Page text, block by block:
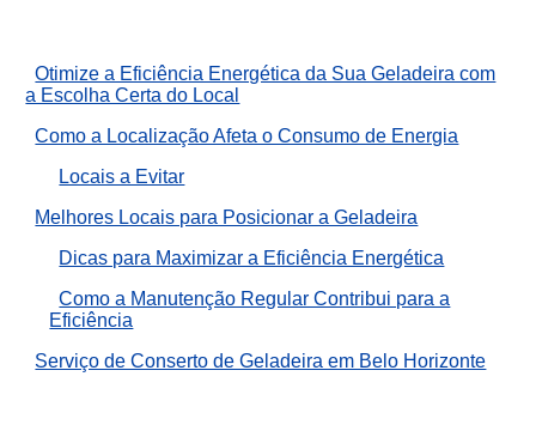
Otimize a Eficiência Energética da Sua Geladeira com
a Escolha Certa do Local
Como a Localização Afeta o Consumo de Energia
Locais a Evitar
Melhores Locais para Posicionar a Geladeira
Dicas para Maximizar a Eficiência Energética
Como a Manutenção Regular Contribui para a
Eficiência
Serviço de Conserto de Geladeira em Belo Horizonte